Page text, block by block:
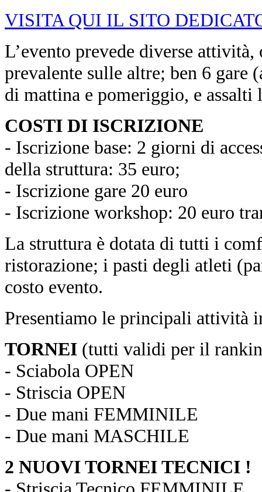
VISITA QUI IL SITO
L’evento prevede diverse attività,
prevalente sulle altre; ben 6 gare
di mattina e pomeriggio, e
COSTI DI ISCRIZIONE
- Iscrizione base: 2 giorni di
della struttura: 35 euro;
- Iscrizione gare 20 euro
- Iscrizione workshop: 20 euro
La struttura è dotata di tutti i
ristorazione; i pasti degli atleti
costo evento.
Presentiamo le principali attività
TORNEI (tutti validi per il
- Sciabola OPEN
- Striscia OPEN
- Due mani FEMMINILE
- Due mani MASCHILE
2 NUOVI TORNEI TECNICI !